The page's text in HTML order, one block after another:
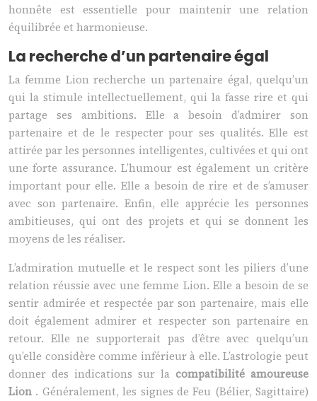
honnête est essentielle pour maintenir une relation
équilibrée et harmonieuse.
La recherche d’un partenaire égal
La femme Lion recherche un partenaire égal, quelqu’un
qui la stimule intellectuellement, qui la fasse rire et qui
partage ses ambitions. Elle a besoin d’admirer son
partenaire et de le respecter pour ses qualités. Elle est
attirée par les personnes intelligentes, cultivées et qui ont
une forte assurance. L’humour est également un critère
important pour elle. Elle a besoin de rire et de s’amuser
avec son partenaire. Enfin, elle apprécie les personnes
ambitieuses, qui ont des projets et qui se donnent les
moyens de les réaliser.
L’admiration mutuelle et le respect sont les piliers d’une
relation réussie avec une femme Lion. Elle a besoin de se
sentir admirée et respectée par son partenaire, mais elle
doit également admirer et respecter son partenaire en
retour. Elle ne supporterait pas d’être avec quelqu’un
qu’elle considère comme inférieur à elle. L’astrologie peut
donner des indications sur la compatibilité amoureuse
Lion . Généralement, les signes de Feu (Bélier, Sagittaire)